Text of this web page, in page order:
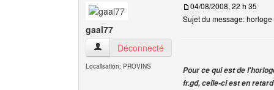
gaal77
gaal77 Voir le profil de l'utilisateur
Déconnecté
Localisation: PROVINS
04/08/2008, 22 h 35
Sujet du message: horloge
Pour ce qui est de
fr.gd, celle-ci est en